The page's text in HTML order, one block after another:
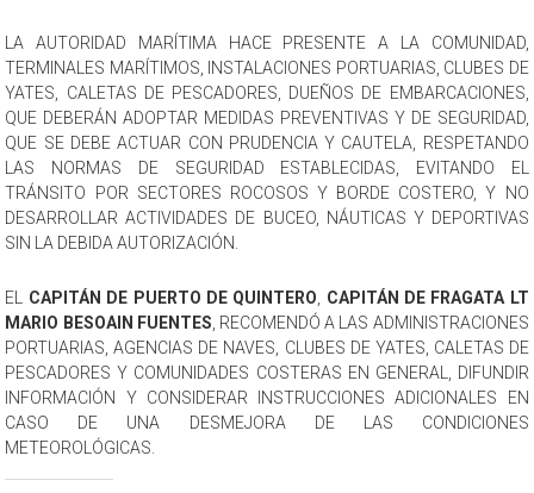
LA AUTORIDAD MARÍTIMA HACE PRESENTE A LA COMUNIDAD,
TERMINALES MARÍTIMOS, INSTALACIONES PORTUARIAS, CLUBES DE
YATES, CALETAS DE PESCADORES, DUEÑOS DE EMBARCACIONES,
QUE DEBERÁN ADOPTAR MEDIDAS PREVENTIVAS Y DE SEGURIDAD,
QUE SE DEBE ACTUAR CON PRUDENCIA Y CAUTELA, RESPETANDO
LAS NORMAS DE SEGURIDAD ESTABLECIDAS, EVITANDO EL
TRÁNSITO POR SECTORES ROCOSOS Y BORDE COSTERO, Y NO
DESARROLLAR ACTIVIDADES DE BUCEO, NÁUTICAS Y DEPORTIVAS
SIN LA DEBIDA AUTORIZACIÓN.
EL CAPITÁN DE PUERTO DE QUINTERO, CAPITÁN DE FRAGATA LT
MARIO BESOAIN FUENTES, RECOMENDÓ A LAS ADMINISTRACIONES
PORTUARIAS, AGENCIAS DE NAVES, CLUBES DE YATES, CALETAS DE
PESCADORES Y COMUNIDADES COSTERAS EN GENERAL, DIFUNDIR
INFORMACIÓN Y CONSIDERAR INSTRUCCIONES ADICIONALES EN
CASO DE UNA DESMEJORA DE LAS CONDICIONES
METEOROLÓGICAS.